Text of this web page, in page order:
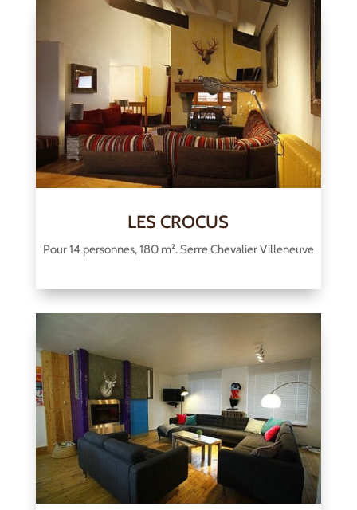
LES CROCUS
Pour 14 personnes, 180 m². Serre Chevalier Villeneuve